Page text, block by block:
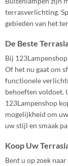
terrasverlichting.
gebieden van het
De Beste
Bij
Of het nu gaat om
functionele
behoeften voldoet.
123Lampenshop
mogelijkheid om
uw stijl en smaak
Koop Uw
Bent u op zoek